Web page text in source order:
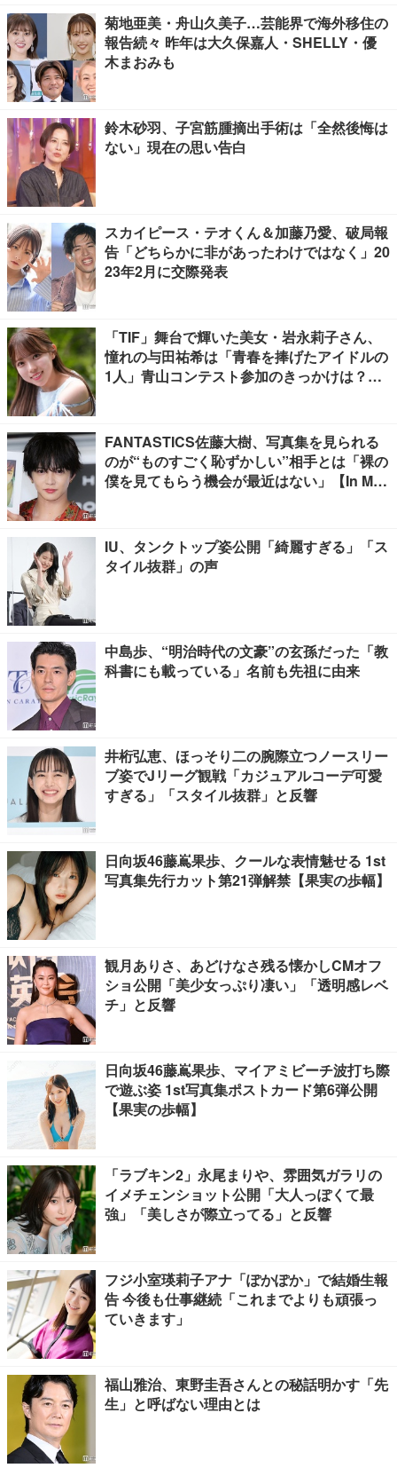
菊地亜美・舟山久美子…芸能界で海外移住の
報告続々 昨年は大久保嘉人・SHELLY・優
木まおみも
鈴木砂羽、子宮筋腫摘出手術は「全然後悔は
ない」現在の思い告白
スカイピース・テオくん＆加藤乃愛、破局報
告「どちらかに非があったわけではなく」20
23年2月に交際発表
「TIF」舞台で輝いた美女・岩永莉子さん、
憧れの与田祐希は「青春を捧げたアイドルの
1人」青山コンテスト参加のきっかけは？
FANTASTICS佐藤大樹、写真集を見られる
のが“ものすごく恥ずかしい”相手とは「裸の
僕を見てもらう機会が最近はない」【In Moti
IU、タンクトップ姿公開「綺麗すぎる」「ス
タイル抜群」の声
中島歩、“明治時代の文豪”の玄孫だった「教
科書にも載っている」名前も先祖に由来
井桁弘恵、ほっそり二の腕際立つノースリー
ブ姿でJリーグ観戦「カジュアルコーデ可愛
すぎる」「スタイル抜群」と反響
日向坂46藤嶌果歩、クールな表情魅せる 1st
写真集先行カット第21弾解禁【果実の歩幅】
観月ありさ、あどけなさ残る懐かしCMオフ
ショ公開「美少女っぷり凄い」「透明感レベ
チ」と反響
日向坂46藤嶌果歩、マイアミビーチ波打ち際
で遊ぶ姿 1st写真集ポストカード第6弾公開
【果実の歩幅】
「ラブキン2」永尾まりや、雰囲気ガラリの
イメチェンショット公開「大人っぽくて最
強」「美しさが際立ってる」と反響
フジ小室瑛莉子アナ「ぽかぽか」で結婚生報
告 今後も仕事継続「これまでよりも頑張っ
ていきます」
福山雅治、東野圭吾さんとの秘話明かす「先
生」と呼ばない理由とは